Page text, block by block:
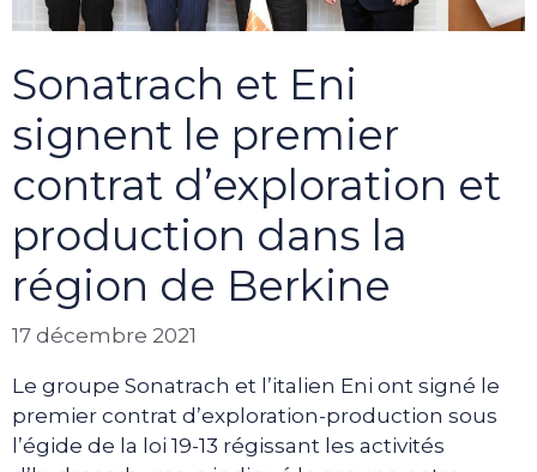
Sonatrach et Eni
signent le premier
contrat d’exploration et
production dans la
région de Berkine
17 décembre 2021
Le groupe Sonatrach et l’italien Eni ont signé le
premier contrat d’exploration-production sous
l’égide de la loi 19-13 régissant les activités